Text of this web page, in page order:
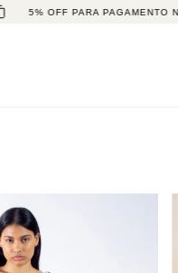
OFF PARA PAGAMENTO NO PIX